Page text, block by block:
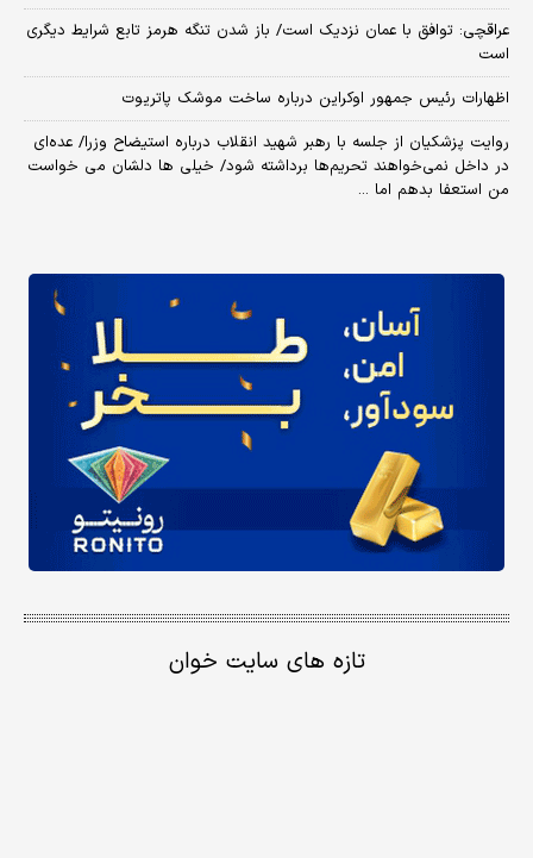
عراقچی: توافق با عمان نزدیک است/ باز شدن تنگه هرمز تابع شرایط دیگری
است
اظهارات رئیس جمهور اوکراین درباره ساخت موشک پاتریوت
روایت پزشکیان از جلسه با رهبر شهید انقلاب درباره استیضاح وزرا/ عده‌ای
در داخل نمی‌خواهند تحریم‌ها برداشته شود/ خیلی ها دلشان می خواست
من استعفا بدهم اما ...
تازه های سایت خوان